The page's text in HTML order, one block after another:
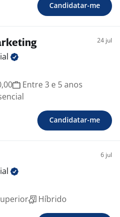
Candidatar-me
24 jul
Entre 3 e 5 anos
Candidatar-me
6 jul
Híbrido